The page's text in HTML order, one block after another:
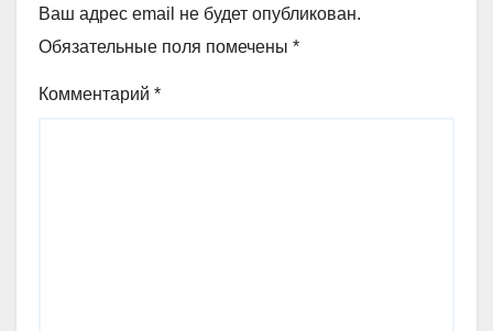
Ваш адрес email не будет опубликован.
Обязательные поля помечены *
Комментарий *